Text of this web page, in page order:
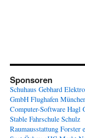
Sponsoren
Schuhaus Gebhard
GmbH Flughafen
Computer-Software Hagl
Stable Fahrschule Schulz
Raumausstattung Forster